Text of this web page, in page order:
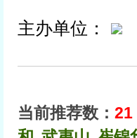
主办单位：
当前推荐数： 21